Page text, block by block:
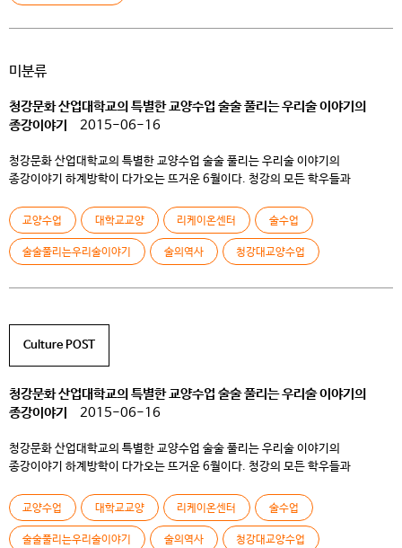
미분류
청강문화 산업대학교의 특별한 교양수업 술술 풀리는 우리술 이야기의
종강이야기
2015-06-16
청강문화 산업대학교의 특별한 교양수업 술술 풀리는 우리술 이야기의
종강이야기 하계방학이 다가오는 뜨거운 6월이다. 청강의 모든 학우들과
청강의 기말고사 기간은 다른 학교와는 다르게 큰 부담과 피곤만 존재하지는
않는다. 특별한 수업이 많은 만큼 종강이 다가올수록 아쉬워하는 마음을 가진
학우들이 많다는 사실이 믿을 수 없겠지만 청강의 교정에서 일어나는 […]
교양수업 대학교교양 리케이온센터 술수업
술술풀리는우리술이야기 술의역사 청강대교양수업
Culture POST
청강문화 산업대학교의 특별한 교양수업 술술 풀리는 우리술 이야기의
종강이야기
2015-06-16
청강문화 산업대학교의 특별한 교양수업 술술 풀리는 우리술 이야기의
종강이야기 하계방학이 다가오는 뜨거운 6월이다. 청강의 모든 학우들과
청강의 기말고사 기간은 다른 학교와는 다르게 큰 부담과 피곤만 존재하지는
않는다. 특별한 수업이 많은 만큼 종강이 다가올수록 아쉬워하는 마음을 가진
학우들이 많다는 사실이 믿을 수 없겠지만 청강의 교정에서 일어나는 […]
교양수업 대학교교양 리케이온센터 술수업
술술풀리는우리술이야기 술의역사 청강대교양수업